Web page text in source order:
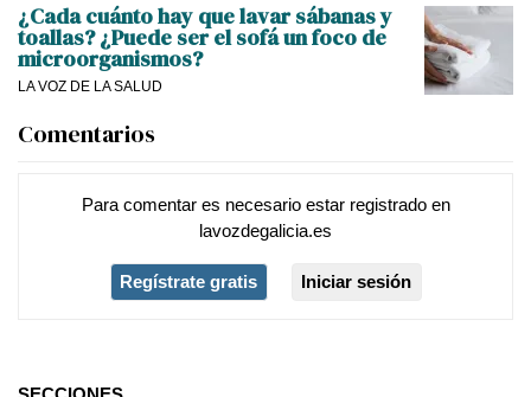
¿Cada cuánto hay que lavar sábanas y
toallas? ¿Puede ser el sofá un foco de
microorganismos?
LA VOZ DE LA SALUD
Comentarios
Para comentar es necesario estar registradoen
lavozdegalicia.es
Regístrate gratis Iniciar sesión